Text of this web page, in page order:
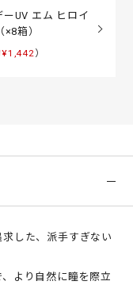
UV エム ヒロイ
箱）
¥1,442）
した、派手すぎない
より自然に瞳を際立